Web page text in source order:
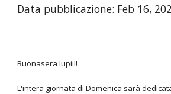
Data pubblicazione: Feb 16,
Buonasera lupiii!
L'intera giornata di Domenica sarà